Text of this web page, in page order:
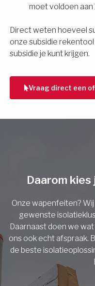
moet voldoen aan
Direct weten hoeveel
onze subsidie
subsidie je kunt krijgen.
Vraag direct een
Vorige
Daarom
Onze wapenfeiten?
gewenste
Daarnaast doen we
ons ook echt afspraak.
de beste